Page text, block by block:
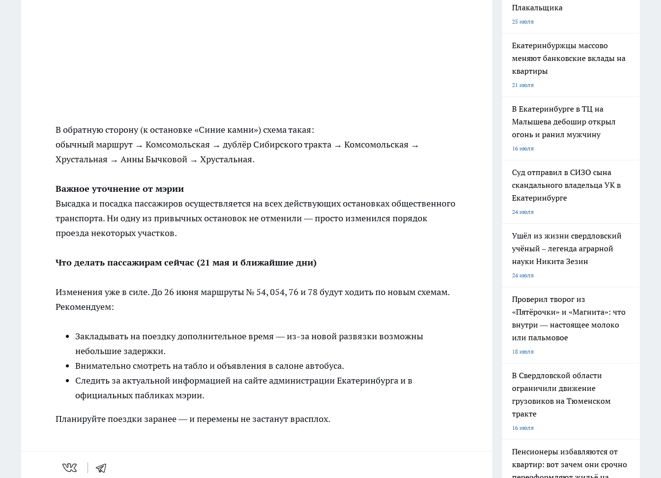
В обратную сторону (к остановке «Синие камни») схема такая:
обычный маршрут → Комсомольская → дублёр Сибирского тракта → Комсомольская →
Хрустальная → Анны Бычковой → Хрустальная.
Важное уточнение от мэрии
Высадка и посадка пассажиров осуществляется на всех действующих остановках общественного
транспорта. Ни одну из привычных остановок не отменили — просто изменился порядок
проезда некоторых участков.
Что делать пассажирам сейчас (21 мая и ближайшие дни)
Изменения уже в силе. До 26 июня маршруты № 54, 054, 76 и 78 будут ходить по новым схемам.
Рекомендуем:
Закладывать на поездку дополнительное время — из-за новой развязки возможны
небольшие задержки.
Внимательно смотреть на табло и объявления в салоне автобуса.
Следить за актуальной информацией на сайте администрации Екатеринбурга и в
официальных пабликах мэрии.
Планируйте поездки заранее — и перемены не застанут врасплох.
Плакальщика
25 июля
Екатеринбуржцы массово
меняют банковские вклады на
квартиры
21 июля
В Екатеринбурге в ТЦ на
Малышева дебошир открыл
огонь и ранил мужчину
16 июля
Суд отправил в СИЗО сына
скандального владельца УК в
Екатеринбурге
24 июля
Ушёл из жизни свердловский
учёный – легенда аграрной
науки Никита Зезин
24 июля
Проверил творог из
«Пятёрочки» и «Магнита»: что
внутри — настоящее молоко
или пальмовое
18 июля
В Свердловской области
ограничили движение
грузовиков на Тюменском
тракте
16 июля
Пенсионеры избавляются от
квартир: вот зачем они срочно